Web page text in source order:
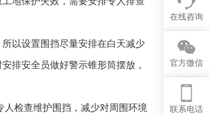
以设置围挡尽量安排在白天减少
排安全员做好警示锥形筒摆放，
检查维护围挡，减少对周围环境
在线咨询
官方微信
联系电话